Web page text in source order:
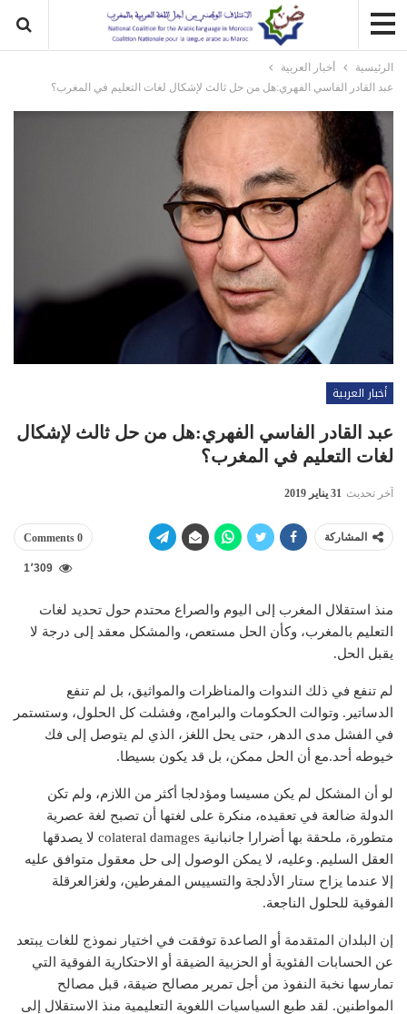
الرئيسية
أخبار العربية
عبد القادر الفاسي الفهري:هل من حل ثالث لإشكال لغات التعليم في المغرب؟
أخبار العربية
عبد القادر الفاسي الفهري:هل من حل ثالث لإشكال
لغات التعليم في المغرب؟
آخر تحديث 31 يناير 2019
المشاركة 0 Comments
1٬309
منذ استقلال المغرب إلى اليوم والصراع محتدم حول تحديد لغات
التعليم بالمغرب، وكأن الحل مستعص، والمشكل معقد إلى درجة لا
يقبل الحل.
لم تنفع في ذلك الندوات والمناظرات والمواثيق، بل لم تنفع
الدساتير. وتوالت الحكومات والبرامج، وفشلت كل الحلول، وستستمر
في الفشل مدى الدهر، حتى يحل اللغز، الذي لم يتوصل إلى فك
خيوطه أحد.مع أن الحل ممكن، بل قد يكون بسيطا.
لو أن المشكل لم يكن مسيسا ومؤدلجا أكثر من اللازم، ولم تكن
الدولة ضالعة في تعقيده، منكرة على لغتها أن تصبح لغة عصرية
متطورة، ملحقة بها أضرارا جانبانية colateral damages لا يصدقها
العقل السليم. وعليه، لا يمكن الوصول إلى حل معقول متوافق عليه
إلا عندما يزاح ستار الأدلجة والتسييس المفرطين، ولغزالعرقلة
الفوقية للحلول الناجعة.
إن البلدان المتقدمة أو الصاعدة توفقت في اختيار نموذج للغات يبتعد
عن الحسابات الفئوية أو الحزبية الضيقة أو الاحتكارية الفوقية التي
تمارسها نخبة النفوذ من أجل تمرير مصالح ضيقة، قبل مصالح
المواطنين. لقد طبع السياسيات اللغوية التعليمية منذ الاستقلال إلى